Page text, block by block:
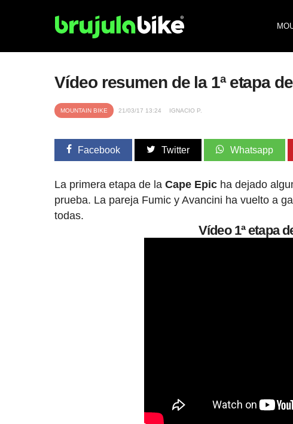
Vídeo resumen de la 1ª etapa
MOUNTAIN BIKE 21/03/17 13:24 IGNACIO P.
Facebook Twitter Whatsapp
La primera etapa de la Cape Epic ha dejado
prueba. La pareja Fumic y Avancini ha vuelto a
todas.
Vídeo 1ª etapa